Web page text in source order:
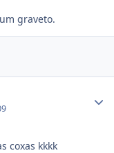
graveto.
coxas kkkk